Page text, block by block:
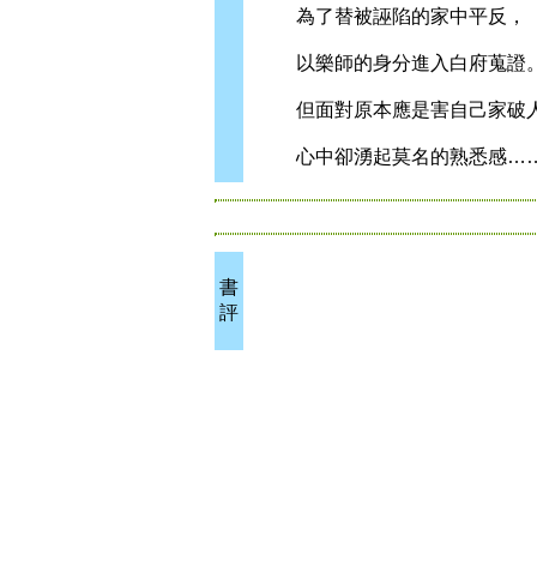
為了替被誣陷的家中平反，
以樂師的身分進入白府蒐證
但面對原本應是害自己家破
心中卻湧起莫名的熟悉感
書
評